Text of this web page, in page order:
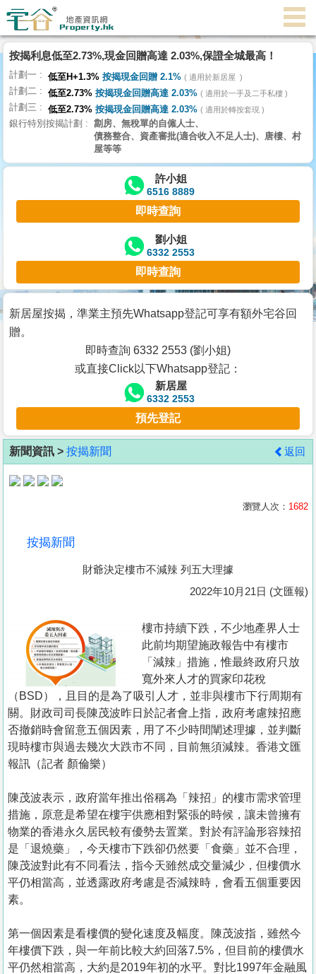
理
主
頁
搵
樓/
交
業
主
宅
谷
按
客
地
產
冊
關
於
我
們
按揭利息低至2.73%,現金回贈高達 2.03%,保證全城最高！
計劃一 低至H+1.3% 按揭現金回贈 2.1% 適用於新居屋
計劃二 低至2.73% 按揭現金回贈高達 2.03% 適用於一手及二手私樓
計劃三 低至2.73% 按揭現金回贈高達 2.03% 適用於轉按套現
銀行特別按揭計劃
劏房、無稅單的自僱人士、
債務整合、資產審批(適合收入不足人士)、唐樓、村
屋等等
許小姐
6516 8889
即時查詢
劉小姐
6332 2553
即時查詢
新居屋按揭，準業主預先Whatsapp登記可享有額外宅谷回
贈。
即時查詢 6332 2553 (劉小姐)
或直接Click以下Whatsapp登記：
新居屋
6332 2553
預先登記
新聞資訊 > 按揭新聞 返回
瀏覽人次： 1682
按揭新聞
財爺決定樓市不減辣 列五大理據
2022年10月21日 (文匯報)
樓市持續下跌，不少地產界人士
此前均期望施政報告中有樓市
「減辣」措施，惟最終政府只放
寬外來人才的買家印花稅
（BSD），且目的是為了吸引人才，並非與樓市下行周期有
關。財政司司長陳茂波昨日於記者會上指，政府考慮辣招應
否撤銷時會留意五個因素，用了不少時間闡述理據，並判斷
現時樓市與過去幾次大跌市不同，目前無須減辣。香港文匯
報訊（記者 顏倫樂）
陳茂波表示，政府當年推出俗稱為「辣招」的樓市需求管理
措施，原意是希望在樓宇供應相對緊張的時候，讓未曾擁有
物業的香港永久居民較有優勢去置業。對於有評論形容辣招
是「退燒藥」，今天樓市下跌卻仍然要「食藥」並不合理，
陳茂波對此有不同看法，指今天雖然成交量減少，但樓價水
平仍相當高，並透露政府考慮是否減辣時，會看五個重要因
素。
第一個因素是看樓價的變化速度及幅度。陳茂波指，雖然今
年樓價下跌，與一年前比較大約回落7.5%，但目前的樓價水
平仍然相當高，大約是2019年初的水平。對比1997年金融風